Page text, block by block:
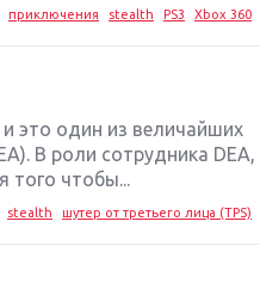
приключения stealth PS3 Xbox 360
это один из величайших
В роли сотрудника DEA,
того чтобы...
stealth шутер от третьего лица (TPS)